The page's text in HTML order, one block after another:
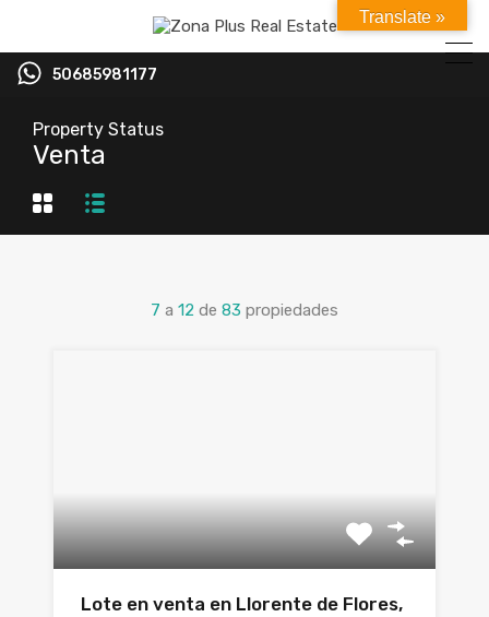
50685981177
Property Status
Venta
7 a 12 de 83 propiedades
Lote en venta en Llorente de Flores,
Translate »